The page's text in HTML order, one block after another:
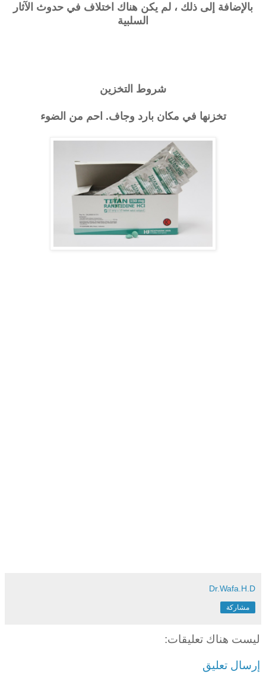
بالإضافة إلى ذلك ، لم يكن هناك اختلاف في حدوث الآثار
السلبية
شروط التخزين
تخزنها في مكان بارد وجاف. احم من الضوء
Dr.Wafa.H.D
مشاركة
ليست هناك تعليقات:
إرسال تعليق